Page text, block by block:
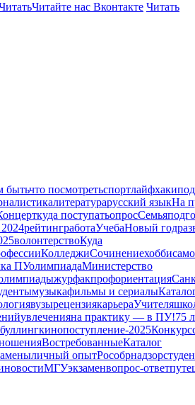
Читайте нас Вконтакте Читать
бытьчто посмотретьспортлайфхаки
литературарусский языкНа
куда поступатьопросСемья
рейтингработаУчебаНовый год
волонтерствоКуда
КолледжиСочинениехобби
ПУолимпиадаМинистерство
журфакпрофориентация
музыкафильмы и сериалы
вузырецензиякарьераУчителя
увлеченияна практику — в ПУ!75
буллингкинопоступление-2025Конкурс
ВостребованныеКаталог
личный опытРособрнадзор
новостиМГУэкзаменвопрос-ответ